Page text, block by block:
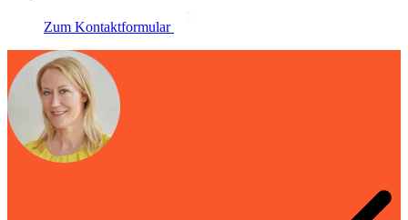
Zum Kontaktformular